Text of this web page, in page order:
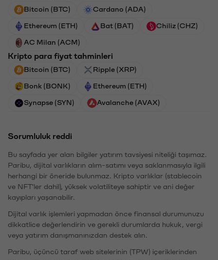
Bitcoin (BTC) Cardano (ADA)
Ethereum (ETH) Bat (BAT) Chiliz (CHZ)
AC Milan (ACM)
Kripto para fiyat tahminleri
Bitcoin (BTC) Ripple (XRP)
Bonk (BONK) Ethereum (ETH)
Synapse (SYN) Avalanche (AVAX)
Sorumluluk reddi
Bu sayfada yer alan bilgiler yatırım tavsiyesi niteliği taşımaz.
Paribu, dijital varlıkların alım-satımı veya saklanmasıyla ilgili
herhangi bir öneride bulunmaz. Kripto varlıklar (stablecoin
ve NFT'ler dahil), yüksek volatiliteye sahiptir ve ani değer
kayıpları yaşanabilir.
Dijital varlık işlemleri yapmadan önce finansal durumunuzu
dikkatlice değerlendirin ve gerekli durumlarda hukuk, vergi
veya yatırım danışmanınızdan destek alın.
Paribu, üçüncü taraf web sitelerinin (TPW) içeriklerinden